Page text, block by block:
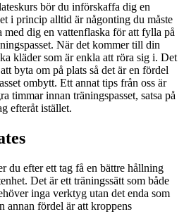
bör du införskaffa dig en
i princip alltid är någonting du måste
med dig en vattenflaska för att fylla på
När det kommer till din
kläder som är enkla att röra sig i. Det
byta om på plats så det är en fördel
ombytt. Ett annat tips från oss är
timmar innan träningspasset, satsa på
efteråt istället.
du efter ett tag få en bättre hållning
Det är ett träningssätt som både
inga verktyg utan det enda som
annan fördel är att kroppens